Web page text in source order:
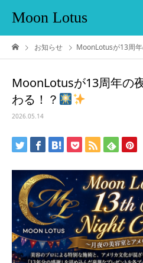
Moon Lotus
お知らせ MoonLotusが13周年
MoonLotusが13周年の
わる！？
2026.05.14